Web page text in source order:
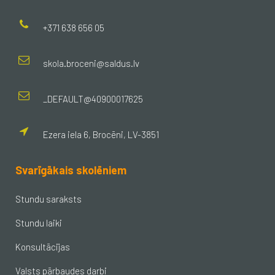
+371 638 656 05
skola.broceni@saldus.lv
_DEFAULT@40900017625
Ezera iela 6, Brocēni, LV-3851
Svarīgākais skolēniem
Stundu saraksts
Stundu laiki
Konsultācijas
Valsts pārbaudes darbi